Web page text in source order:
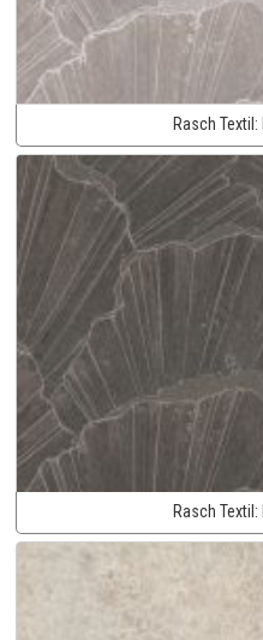
Rasch Textil:
Rasch Textil: